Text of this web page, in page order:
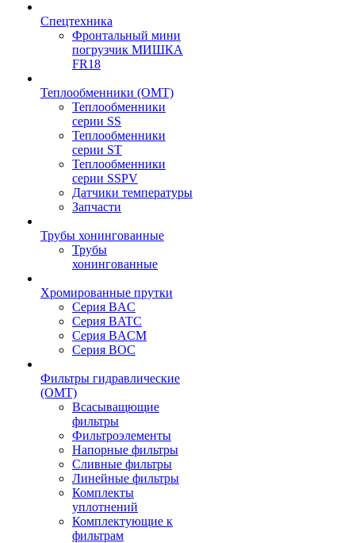
Спецтехника
Фронтальный мини
погрузчик МИШКА
FR18
Теплообменники (OMT)
Теплообменники
серии SS
Теплообменники
серии ST
Теплообменники
серии SSPV
Датчики температуры
Запчасти
Трубы хонингованные
Трубы
хонингованные
Хромированные прутки
Серия BAC
Серия BATC
Серия BACM
Серия BOC
Фильтры гидравлические
(OMT)
Всасыващющие
фильтры
Фильтроэлементы
Напорные фильтры
Сливные фильтры
Линейные фильтры
Комплекты
уплотнений
Комплектующие к
фильтрам